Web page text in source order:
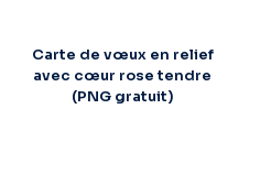
Carte de vœux en relief
avec cœur rose tendre
(PNG gratuit)